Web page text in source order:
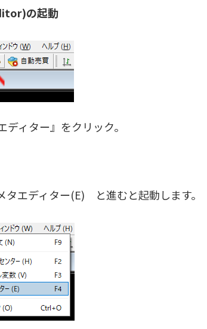
の起動
ィター』をクリック。
エディター(E) と進むと起動します。